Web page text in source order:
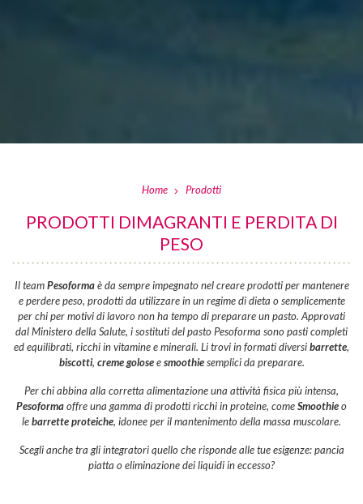
Home Prodotti
PRODOTTI DIMAGRANTI E PERDITA DI
PESO
Il teamPesoformaè da sempre impegnato nel creare prodotti per mantenere
e perdere peso, prodotti da utilizzare in un regime di dieta o semplicemente
per chi per motivi di lavoro non ha tempo di preparare un pasto. Approvati
dal Ministero della Salute, i sostituti del pasto Pesoforma sono pasti completi
ed equilibrati, ricchi in vitamine e minerali. Li trovi in formati diversibarrette,
biscotti, creme goloseesmoothiesemplici da preparare.
Per chi abbina alla corretta alimentazione una attività fisica più intensa,
Pesoformaoffre una gamma di prodotti ricchi in proteine, comeSmoothieo
lebarrette proteiche, idonee per il mantenimento della massa muscolare.
Scegli anche tra gli integratori quello che risponde alle tue esigenze: pancia
piatta o eliminazione dei liquidi in eccesso?